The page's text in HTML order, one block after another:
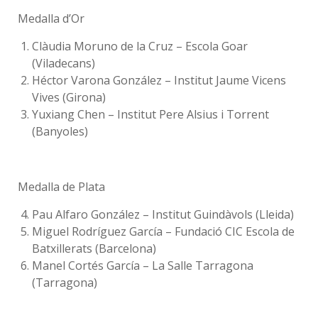
Medalla d’Or
Clàudia Moruno de la Cruz – Escola Goar
(Viladecans)
Héctor Varona González – Institut Jaume Vicens
Vives (Girona)
Yuxiang Chen – Institut Pere Alsius i Torrent
(Banyoles)
Medalla de Plata
Pau Alfaro González – Institut Guindàvols (Lleida)
Miguel Rodríguez García – Fundació CIC Escola de
Batxillerats (Barcelona)
Manel Cortés García – La Salle Tarragona
(Tarragona)